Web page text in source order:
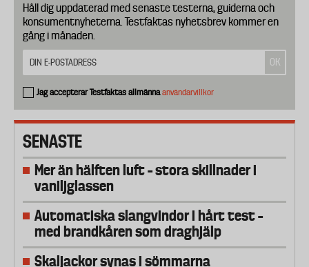
Håll dig uppdaterad med senaste testerna, guiderna och
konsumentnyheterna. Testfaktas nyhetsbrev kommer en
gång i månaden.
Jag accepterar Testfaktas allmännaanvändarvillkor
SENASTE
Mer än hälften luft – stora skillnader i
vaniljglassen
Automatiska slangvindor i hårt test –
med brandkåren som draghjälp
Skaljackor synas i sömmarna